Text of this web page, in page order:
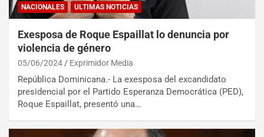
NACIONALES ULTIMAS NOTICIAS
Exesposa de Roque Espaillat lo denuncia por
violencia de género
05/06/2024 Exprimidor Media
República Dominicana.- La exesposa del excandidato
presidencial por el Partido Esperanza Democrática (PED),
Roque Espaillat, presentó una…